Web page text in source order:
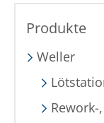
Produkte
Weller
Rework-